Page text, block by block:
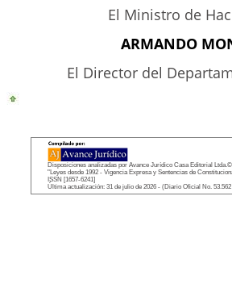
El Ministro de
ARMANDO
El Director del
Disposiciones analizadas por Avance Jurídico Casa Editorial Ltda.©
"Leyes desde 1992 - Vigencia Expresa y Sentencias de
ISSN [1657-6241]
Última actualización: 31 de julio de 2026 - (Diario Oficial No.